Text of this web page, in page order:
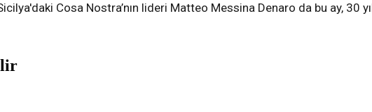
Cosa Nostra’nın lideri Matteo Messina Denaro da bu ay, 30